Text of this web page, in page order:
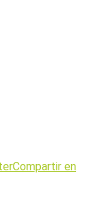
Compartir en